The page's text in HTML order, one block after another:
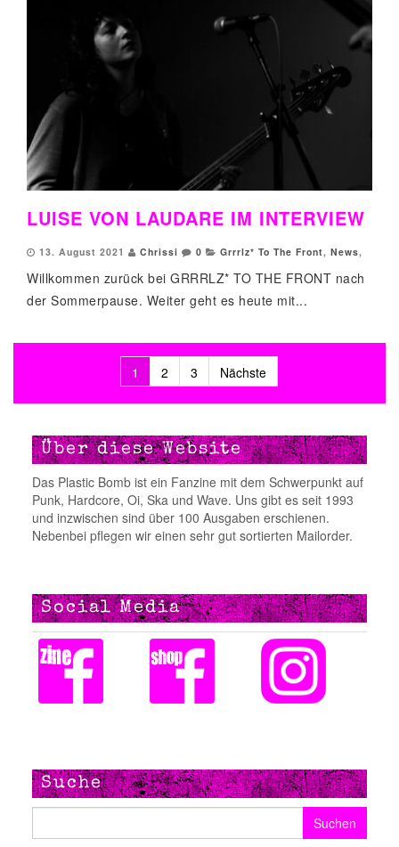
LUISE VON LAUDARE IM INTERVIEW
13. August 2021 Chrissi 0 Grrrlz* To The Front, News,
Willkommen zurück bei GRRRLZ* TO THE FRONT nach
der Sommerpause. Weiter geht es heute mit...
Beitragsnavigation
1 2 3 Nächste
Über diese Website
Das Plastic Bomb ist ein Fanzine mit dem Schwerpunkt auf
Punk, Hardcore, Oi, Ska und Wave. Uns gibt es seit 1993
und inzwischen sind über 100 Ausgaben erschienen.
Nebenbei pflegen wir einen sehr gut sortierten Mailorder.
Social Media
Suche